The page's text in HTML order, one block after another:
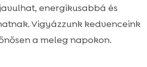
energikusabbá és
Vigyázzunk kedvenceink
a meleg napokon.